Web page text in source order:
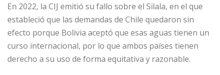
En 2022, la CIJ emitió su fallo sobre el Silala, en el que
estableció que las demandas de Chile quedaron sin
efecto porque Bolivia aceptó que esas aguas tienen un
curso internacional, por lo que ambos países tienen
derecho a su uso de forma equitativa y razonable.